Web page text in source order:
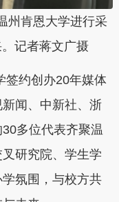
州肯恩大学进行采
记者蒋文广摄
约创办20年媒体
闻、中新社、浙
多位代表齐聚温
研究院、学生学
氛围，与校方共